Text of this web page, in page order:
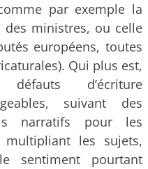
par exemple la
des ministres, ou celle
européens, toutes
Qui plus est,
d’écriture
suivant des
narratifs pour les
multipliant les sujets,
sentiment pourtant